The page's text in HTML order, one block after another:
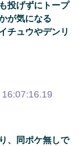
投げずにトープ
が気になる
チュウやデンリ
、同ポケ無しで